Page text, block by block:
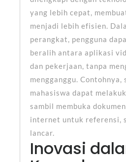
yang lebih cepat,
menjadi lebih efisien.
perangkat, pengguna
beralih antara aplikasi
dan pekerjaan, tanpa
mengganggu. Contohnya,
mahasiswa dapat
sambil membuka
internet untuk referensi,
lancar.
Inovasi